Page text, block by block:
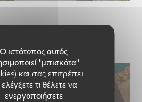
Ο ιστότοπος αυτός
"μπισκότα"
και σας επιτρέπει
τι θέλετε να
ενεργοποιήσετε